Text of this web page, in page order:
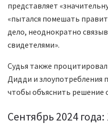
представляет
«пытался помешать
дело, неоднократно
свидетелями».
Судья также
Дидди и злоупотребления
чтобы объяснить решение
Сентябрь 2024 года: